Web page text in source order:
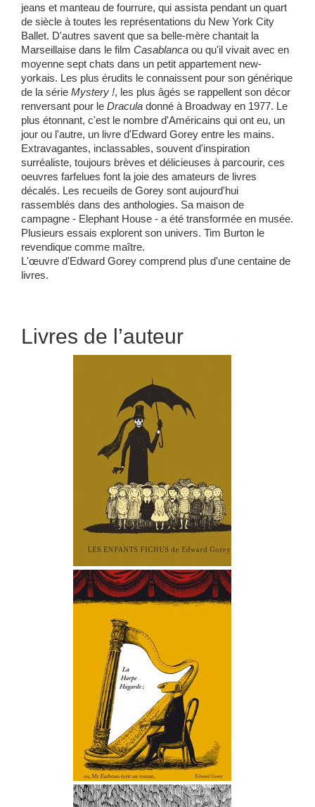
jeans et manteau de fourrure, qui assista pendant un quart
de siècle à toutes les représentations du New York City
Ballet. D'autres savent que sa belle-mère chantait la
Marseillaise dans le film Casablanca ou qu'il vivait avec en
moyenne sept chats dans un petit appartement new-
yorkais. Les plus érudits le connaissent pour son générique
de la série Mystery !, les plus âgés se rappellent son décor
renversant pour le Dracula donné à Broadway en 1977. Le
plus étonnant, c'est le nombre d'Américains qui ont eu, un
jour ou l'autre, un livre d'Edward Gorey entre les mains.
Extravagantes, inclassables, souvent d'inspiration
surréaliste, toujours brèves et délicieuses à parcourir, ces
oeuvres farfelues font la joie des amateurs de livres
décalés. Les recueils de Gorey sont aujourd'hui
rassemblés dans des anthologies. Sa maison de
campagne - Elephant House - a été transformée en musée.
Plusieurs essais explorent son univers. Tim Burton le
revendique comme maître.
L'œuvre d'Edward Gorey comprend plus d'une centaine de
livres.
Livres de l’auteur